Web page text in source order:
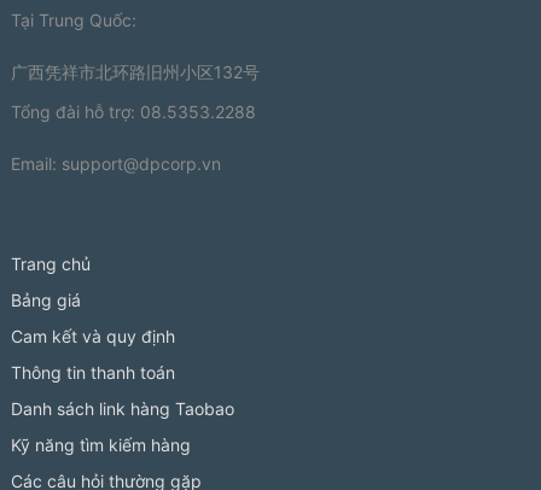
Tại Trung Quốc:
广西凭祥市北环路旧州小区132号
Tổng đài hỗ trợ: 08.5353.2288
Email: support@dpcorp.vn
Trang chủ
Bảng giá
Cam kết và quy định
Thông tin thanh toán
Danh sách link hàng Taobao
Kỹ năng tìm kiếm hàng
Các câu hỏi thường gặp